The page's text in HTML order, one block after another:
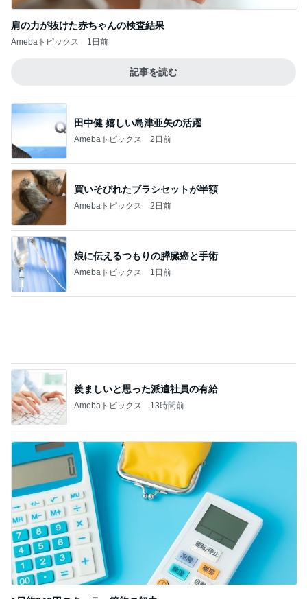
Amebaトピックス
Amebaトピックス 1日前
羨ましいと思った派遣社員の有給
Amebaトピックス 13時間前
1日約240円のクーラー節約の努力
Amebaトピックス
記事を読む
お客さんに水を求めた配達員の悲劇
Amebaトピックス
お世話はせず口を出す義姉の言葉
Amebaトピックス 12時間前